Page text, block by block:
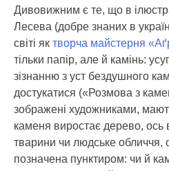
Дивовижним є те, що в
Лесева (добре знаних в
світі як творча майстерня
тільки папір, але й камінь:
зізнанню з уст бездушного
достукатися («Розмова з
зображені художниками,
каменя виростає дерево, ось
тварини чи людське обличчя,
позначена пунктиром: чи й